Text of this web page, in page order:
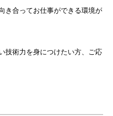
き合ってお仕事ができる環境が
技術力を身につけたい方、ご応